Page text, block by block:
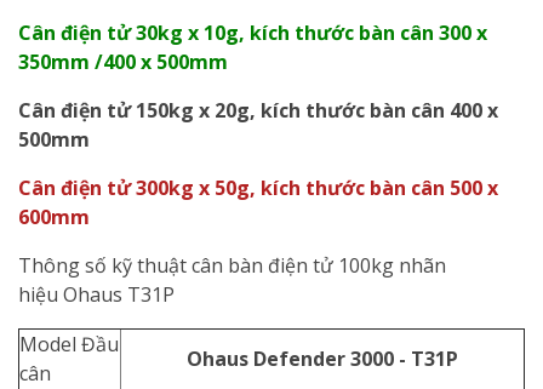
Cân điện tử 30kg x 10g, kích thước bàn cân 300 x
350mm /400 x 500mm
Cân điện tử 150kg x 20g, kích thước bàn cân 400 x
500mm
Cân điện tử 300kg x 50g, kích thước bàn cân 500 x
600mm
Thông số kỹ thuậtcân bàn điện tử 100kg nhãn
hiệu Ohaus T31P
Model Đầu
cân
Ohaus Defender 3000 - T31P